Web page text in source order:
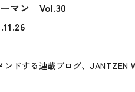
マン Vol.30
ドする連載ブログ、JANTZEN